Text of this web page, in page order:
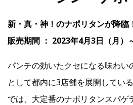
IR
よくあるご質問 IRお問い
新・真・神！のナポリタンが降臨
販売期間 ： 2023年4月3日（月）
パンチの効いたクセになる味わい
として都内に3店舗を展開してい
では、大定番のナポリタンスパ